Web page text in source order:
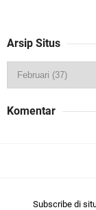
Arsip Situs
Komentar
Subscribe di